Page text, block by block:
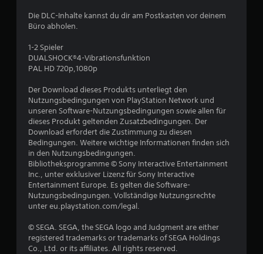
e
t
u
n
e
Die DLC-Inhalte kannst du dir am Postkasten vor deinem
Büro abholen.
1-2 Spieler
DUALSHOCK®4-Vibrationsfunktion
PAL HD 720p,1080p
Der Download dieses Produkts unterliegt den
Nutzungsbedingungen von PlayStation Network und
unseren Software-Nutzungsbedingungen sowie allen für
dieses Produkt geltenden Zusatzbedingungen. Der
Download erfordert die Zustimmung zu diesen
Bedingungen. Weitere wichtige Informationen finden sich
in den Nutzungsbedingungen.
Bibliotheksprogramme © Sony Interactive Entertainment
Inc., unter exklusiver Lizenz für Sony Interactive
Entertainment Europe. Es gelten die Software-
Nutzungsbedingungen. Vollständige Nutzungsrechte
unter eu.playstation.com/legal.
© SEGA. SEGA, the SEGA logo and Judgment are either
registered trademarks or trademarks of SEGA Holdings
Co., Ltd. or its affiliates. All rights reserved.